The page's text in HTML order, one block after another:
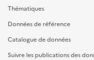
Thématiques
Données de référence
Catalogue de données
Suivre les publications des